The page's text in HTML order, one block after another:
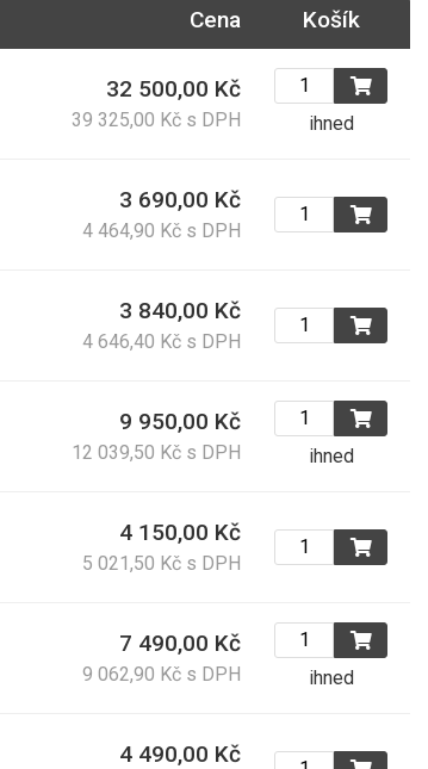
Cena Košík
32 500,00 Kč
39 325,00 Kč s DPH ihned
3 690,00 Kč
4 464,90 Kč s DPH
3 840,00 Kč
4 646,40 Kč s DPH
9 950,00 Kč
12 039,50 Kč s DPH ihned
4 150,00 Kč
5 021,50 Kč s DPH
7 490,00 Kč
9 062,90 Kč s DPH ihned
4 490,00 Kč